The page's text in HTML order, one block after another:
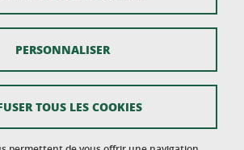
TOUS LES COOKIES
PERSONNALISER